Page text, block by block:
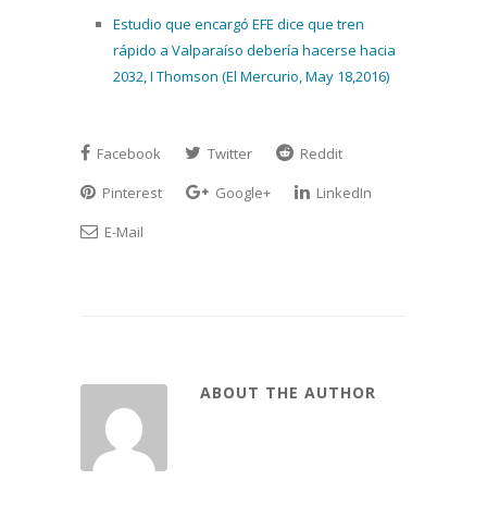
Estudio que encargó EFE dice que tren
rápido a Valparaíso debería hacerse hacia
2032, I Thomson (El Mercurio, May 18,2016)
Facebook Twitter
Reddit
Pinterest
Google+
LinkedIn
E-Mail
ABOUT THE AUTHOR